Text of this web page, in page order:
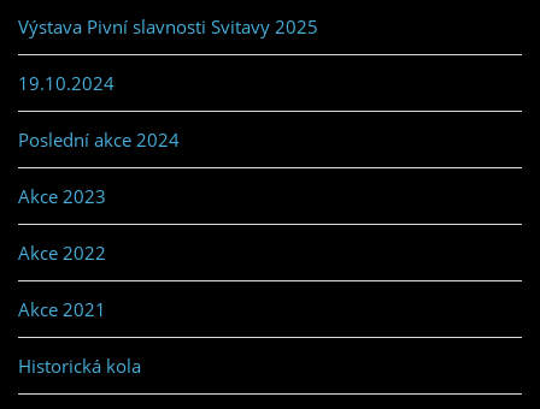
Výstava Pivní slavnosti Svitavy 2025
19.10.2024
Poslední akce 2024
Akce 2023
Akce 2022
Akce 2021
Historická kola